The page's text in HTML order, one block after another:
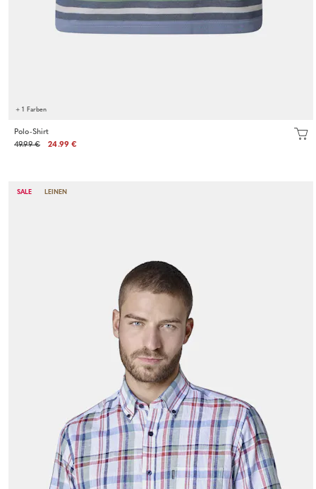
+ 1 Farben
Polo-Shirt
49.99 €
24.99 €
SALE LEINEN